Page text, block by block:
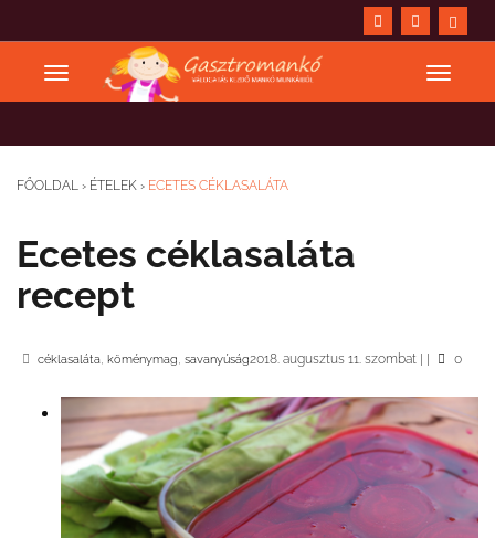
FŐOLDAL › ÉTELEK › ECETES CÉKLASALÁTA
Ecetes céklasaláta
recept
2018. augusztus 11. szombat| | 0
céklasaláta, köménymag savanyúság